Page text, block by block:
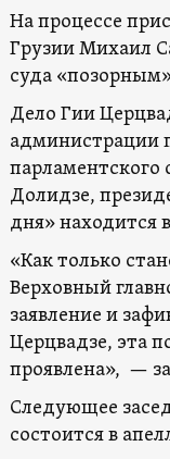
На процессе
Грузии Михаил
суда
Дело Гии
администрации
парламентского
Долидзе,
дня» находится
«Как только
Верховный
заявление и
Церцвадзе, эта
проявлена», —
Следующее
состоится в